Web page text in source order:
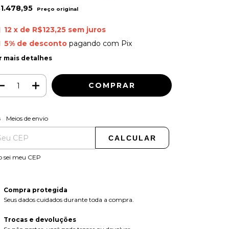
12 x de R$123,25 sem juros
5% de descontopagando com Pix
mais detalhes
para o CEP:
Meios de envio
CALCULAR
sei meu CEP
Compra protegida
Seus dados cuidados durante toda a compra.
Trocas e devoluções